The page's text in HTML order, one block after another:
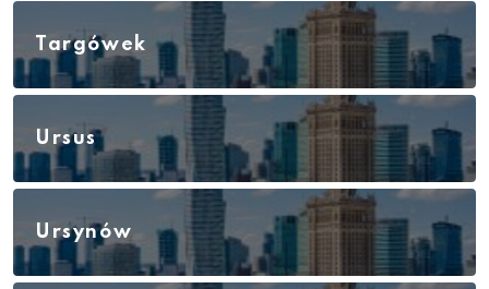
Targówek
Ursus
Ursynów